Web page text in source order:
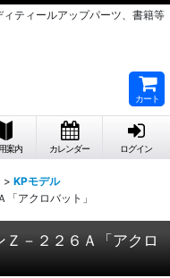
ティールアップパーツ、書籍等
カート
案内 カレンダー ログイン
> KPモデル
アクロバット」
－２２６Ａ「アクロ